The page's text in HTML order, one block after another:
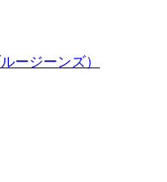
ージーンズ）